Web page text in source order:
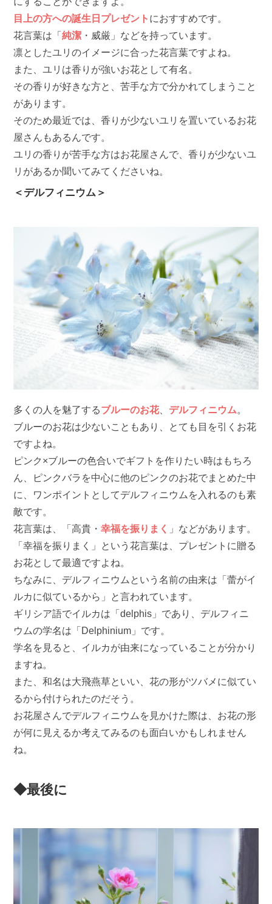
目上の方への誕生日プレゼント におすすめです。
花言葉は「純潔 ・威厳」などを持っています。
凛としたユリのイメージに合った花言葉ですよね。
また、ユリは香りが強いお花として有名。
その香りが好きな方と、苦手な方で分かれてしまうこと
があります。
そのため最近では、香りが少ないユリを置いているお花
屋さんもあるんです。
ユリの香りが苦手な方はお花屋さんで、香りが少ないユ
リがあるか聞いてみてくださいね。
＜デルフィニウム＞
多くの人を魅了するブルーのお花、 デルフィニウム。
ブルーのお花は少ないこともあり、とても目を引くお花
ですよね。
ピンク×ブルーの色合いでギフトを作りたい時はもちろ
ん、ピンクバラを中心に他のピンクのお花でまとめた中
に、ワンポイントとしてデルフィニウムを入れるのも素
敵です。
花言葉は、「高貴・幸福を振りまく
」などがあります。
「幸福を振りまく」という花言葉は、プレゼントに贈る
お花として最適ですよね。
ちなみに、デルフィニウムという名前の由来は「蕾がイ
ルカに似ているから」と言われています。
ギリシア語でイルカは「delphis」であり、デルフィニ
ウムの学名は「Delphinium」です。
学名を見ると、イルカが由来になっていることが分かり
ますね。
また、和名は大飛燕草といい、花の形がツバメに似てい
るから付けられたのだそう。
お花屋さんでデルフィニウムを見かけた際は、お花の形
が何に見えるか考えてみるのも面白いかもしれません
ね。
◆最後に